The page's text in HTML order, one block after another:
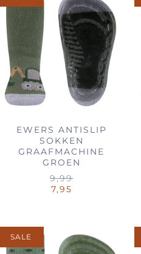
EWERS ANTISLIP
SOKKEN
GRAAFMACHINE
GROEN
9,99
7,95
SALE